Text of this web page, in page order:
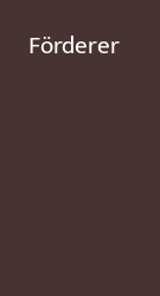
Förderer